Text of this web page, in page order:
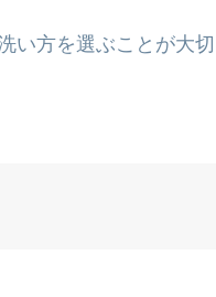
い方を選ぶことが大切